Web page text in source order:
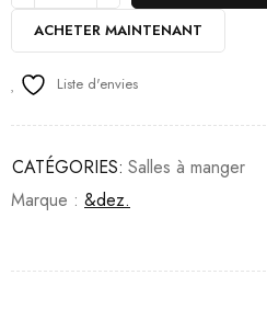
ACHETER MAINTENANT
Liste d'envies
CATÉGORIES: Salles à manger
Marque : &dez.